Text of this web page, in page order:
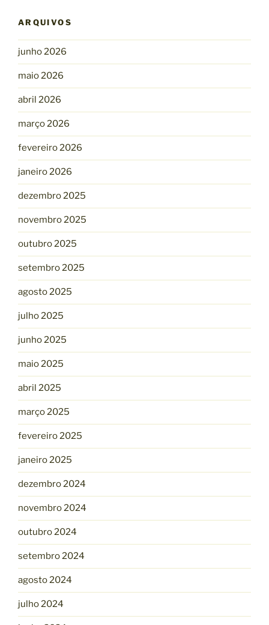
ARQUIVOS
junho 2026
maio 2026
abril 2026
março 2026
fevereiro 2026
janeiro 2026
dezembro 2025
novembro 2025
outubro 2025
setembro 2025
agosto 2025
julho 2025
junho 2025
maio 2025
abril 2025
março 2025
fevereiro 2025
janeiro 2025
dezembro 2024
novembro 2024
outubro 2024
setembro 2024
agosto 2024
julho 2024